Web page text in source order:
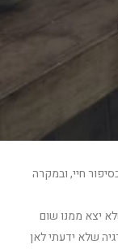
חיי, ובמקרה
יצא ממנו שום
שלא ידעתי לאן